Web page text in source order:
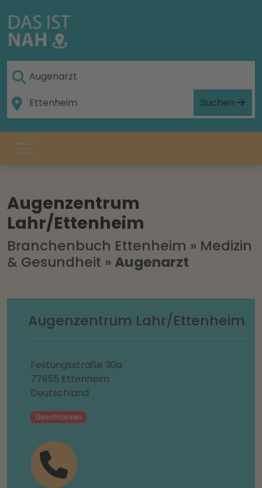
Suchen
Augenzentrum
Lahr/Ettenheim
Branchenbuch Ettenheim » Medizin
& Gesundheit » Augenarzt
Augenzentrum Lahr/Ettenheim
Festungsstraße 30a
77955 Ettenheim
Deutschland
Geschlossen